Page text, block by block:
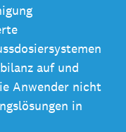
auf und
Anwender nicht
in